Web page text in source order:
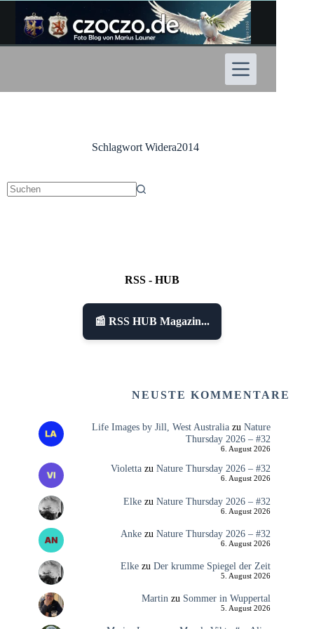
Inhalt
springen
SchlagwortWidera2014
RSS - HUB
📰 RSS HUB Magazin...
NEUSTE KOMMENTARE
Life Images by Jill, West Australiazu Nature
Thursday 2026 – #32
6. August 2026
Violettazu Nature Thursday 2026 – #32
6. August 2026
Elkezu Nature Thursday 2026 – #32
6. August 2026
Ankezu Nature Thursday 2026 – #32
6. August 2026
Elkezu Der krumme Spiegel der Zeit
5. August 2026
Martin zu Sommer in Wuppertal
5. August 2026